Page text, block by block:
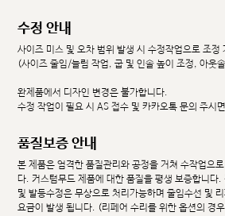
수정 안내
사이즈 미스 및 오차 범위 발생 시 수정작업으로 조정
(사이즈 줄임/늘림 작업, 굽 및 인솔 높이 조정, 아웃
완제품에서 디자인 변경은 불가합니다.
수정 작업이 필요 시 AS 접수 및 카카오톡 문의 주시
품질보증 안내
본 제품은 엄격한 품질관리와 공정을 거쳐 수작업으
다. 커스텀무드 제품에 대한 품질을 평생 보증합니다
및 발등수정은 무상으로 처리가능하며 줄임수선 및
요금이 발생 됩니다. (리페어 수리를 위한 옵션의 경